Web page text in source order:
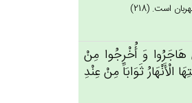
است. (218)
وَ أُخْرِجُوا مِنْ‌
ثَوَابَاً مِن‌ْ عِنْدِ